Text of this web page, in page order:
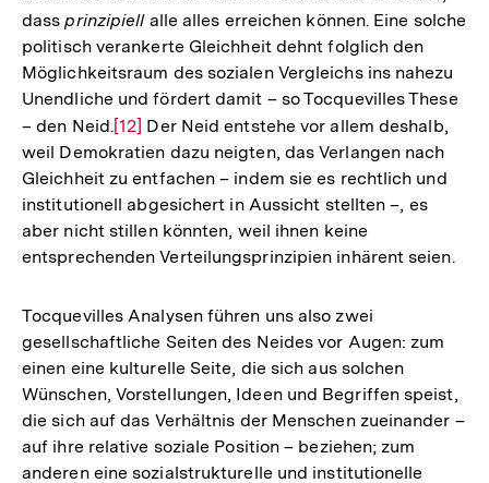
dassprinzipiell alle alles erreichen können. Eine solche
politisch verankerte Gleichheit dehnt folglich den
Möglichkeitsraum des sozialen Vergleichs ins nahezu
Unendliche und fördert damit – so Tocquevilles These
– den Neid.Zur
Auflösung
der
Fußnote
[12] Der Neid entstehe vor allem deshalb,
weil Demokratien dazu neigten, das Verlangen nach
Gleichheit zu entfachen – indem sie es rechtlich und
institutionell abgesichert in Aussicht stellten –, es
aber nicht stillen könnten, weil ihnen keine
entsprechenden Verteilungsprinzipien inhärent seien.
Tocquevilles Analysen führen uns also zwei
gesellschaftliche Seiten des Neides vor Augen: zum
einen eine kulturelle Seite, die sich aus solchen
Wünschen, Vorstellungen, Ideen und Begriffen speist,
die sich auf das Verhältnis der Menschen zueinander –
auf ihre relative soziale Position – beziehen; zum
anderen eine sozialstrukturelle und institutionelle